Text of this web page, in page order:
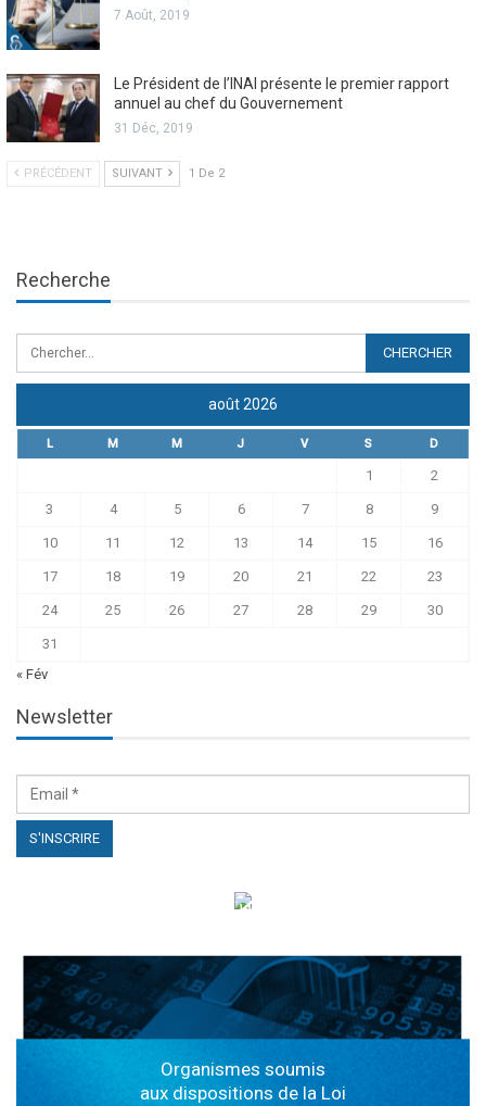
7 Août, 2019
Le Président de l’INAI présente le premier rapport
annuel au chef du Gouvernement
31 Déc, 2019
PRÉCÉDENT SUIVANT 1 De 2
Recherche
août 2026
L M M J V S D
1 2
3 4 5 6 7 8 9
10 11 12 13 14 15 16
17 18 19 20 21 22 23
24 25 26 27 28 29 30
31
« Fév
Newsletter
الهياكل الخاضعة لقانون النفاذ إلى المعلومة
Organismes soumis
aux dispositions de la Loi